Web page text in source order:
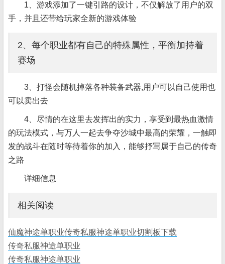
1、游戏添加了一键引路的设计，不仅解放了用户的双
手，并且还带给玩家全新的游戏体验
2、每个职业都有自己的特殊属性，平衡加持着
赛场
3、打怪会随机掉落各种装备武器,用户可以自己使用也
可以卖出去
4、尽情的在这里去发挥出的实力，享受到最热血激情
的玩法模式，与万人一起去争夺沙城中最高的荣耀，一触即
发的战斗在随时等待着你的加入，能够抒写属于自己的传奇
之路
详细信息
相关阅读
仙魔神途单职业传奇私服神途单职业切割板下载
传奇私服神途单职业
传奇私服神途单职业